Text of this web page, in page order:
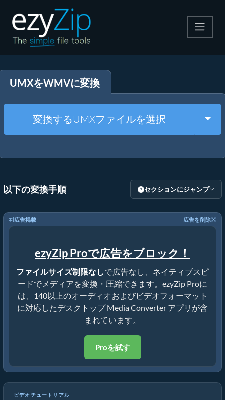
解凍する
その他のツール
UMXをWMVに変換
変換するUMXファイルを選択
以下の変換手順 セクションにジャンプ
広告掲載 広告を削除
ezyZip Proで広告をブロック！
ファイルサイズ制限なしで広告なし、ネイティブスピ
ードでメディアを変換・圧縮できます。ezyZip Proに
は、140以上のオーディオおよびビデオフォーマット
に対応したデスクトップ Media Converter アプリが含
まれています。
Proを試す
ビデオチュートリアル